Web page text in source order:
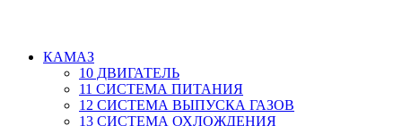
КАМАЗ
10 ДВИГАТЕЛЬ
11 СИСТЕМА ПИТАНИЯ
12 СИСТЕМА ВЫПУСКА ГАЗОВ
13 СИСТЕМА ОХЛОЖДЕНИЯ